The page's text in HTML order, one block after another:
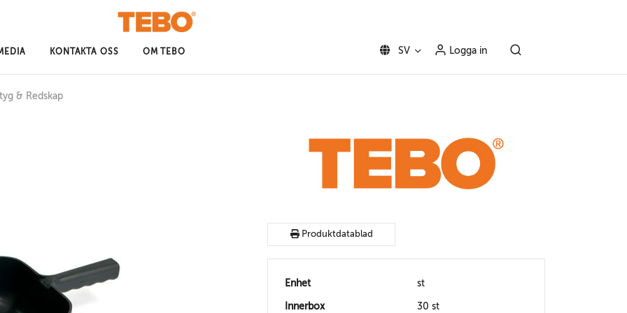
KONTAKTA OSS OM TEBO SV Logga in
& Redskap
Produktdatablad
Enhet st
Innerbox 30 st